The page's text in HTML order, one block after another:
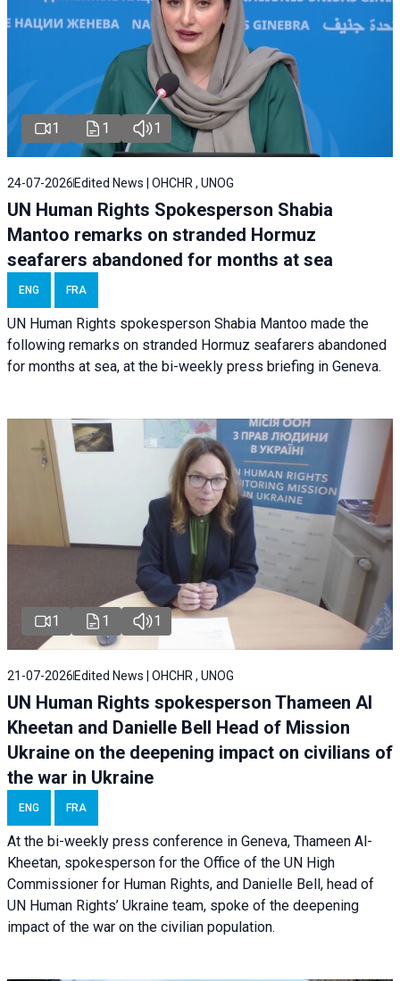
1 1 1
24-07-2026 Edited News | OHCHR , UNOG
UN Human Rights Spokesperson Shabia
Mantoo remarks on stranded Hormuz
seafarers abandoned for months at sea
ENG FRA
UN Human Rights spokesperson Shabia Mantoo made the
following remarks on stranded Hormuz seafarers abandoned
for months at sea, at the bi-weekly press briefing in Geneva.
1 1 1
21-07-2026 Edited News | OHCHR , UNOG
UN Human Rights spokesperson Thameen Al
Kheetan and Danielle Bell Head of Mission
Ukraine on the deepening impact on civilians of
the war in Ukraine
ENG FRA
At the bi-weekly press conference in Geneva, Thameen Al-
Kheetan, spokesperson for the Office of the UN High
Commissioner for Human Rights, and Danielle Bell, head of
UN Human Rights’ Ukraine team, spoke of the deepening
impact of the war on the civilian population.